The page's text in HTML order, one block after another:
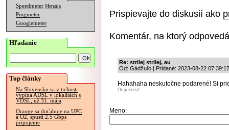
Speedmeter Merania
Pingmeter
Googlemeter
Hľadanie
Top články
Na Slovensku sa v tichosti
vypína ADSL v lokalitách s
VDSL, už 31. mája
Orange sa doťahuje na UPC
a O2, spustí 2.5 Gbps
pripojenie
Prispievajte do diskusií ako
Komentár, na ktorý
Re: strilej strilej, au
Od: Gádžuľo | Pridané: 2023-08-22 07:39:17
Hahahaha neskutočne podarené! Si
Odpovedať
Meno: